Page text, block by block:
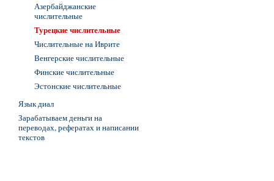
Азербайджанские
числительные
Турецкие числительные
Числительные на Иврите
Венгерские числительные
Финские числительные
Эстонские числительные
Язык диал
Зарабатываем деньги на
переводах, рефератах и написании
текстов